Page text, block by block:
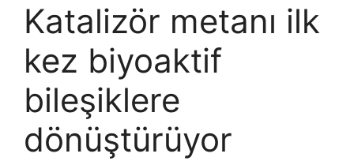
Katalizör metanı ilk
kez biyoaktif
bileşiklere
dönüştürüyor